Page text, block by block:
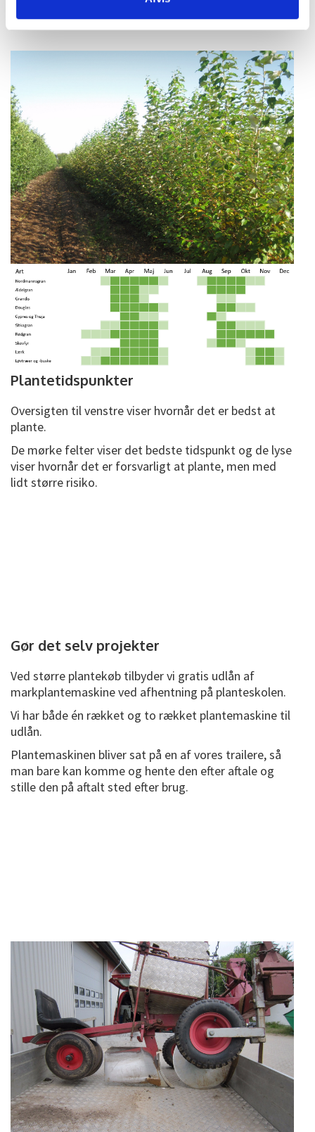
Plantetidspunkter
Oversigten til venstre viser hvornår det er bedst at
plante.
De mørke felter viser det bedste tidspunkt og de lyse
viser hvornår det er forsvarligt at plante, men med
lidt større risiko.
Gør det selv projekter
Ved større plantekøb tilbyder vi gratis udlån af
markplantemaskine ved afhentning på planteskolen.
Vi har både én rækket og to rækket plantemaskine til
udlån.
Plantemaskinen bliver sat på en af vores trailere, så
man bare kan komme og hente den efter aftale og
stille den på aftalt sted efter brug.